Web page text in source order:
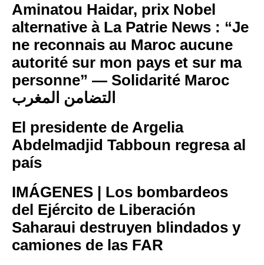
Aminatou Haidar, prix Nobel
alternative à La Patrie News : “Je
ne reconnais au Maroc aucune
autorité sur mon pays et sur ma
personne” — Solidarité Maroc
التضامن المغرب
El presidente de Argelia
Abdelmadjid Tabboun regresa al
país
IMÁGENES | Los bombardeos
del Ejército de Liberación
Saharaui destruyen blindados y
camiones de las FAR